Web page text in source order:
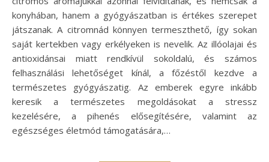
konyhában, hanem a gyógyászatban is értékes szerepet
játszanak. A citromnád könnyen termeszthető, így sokan
saját kertekben vagy erkélyeken is nevelik. Az illóolajai és
antioxidánsai miatt rendkívül sokoldalú, és számos
felhasználási lehetőséget kínál, a főzéstől kezdve a
természetes gyógyászatig. Az emberek egyre inkább
keresik a természetes megoldásokat a stressz
kezelésére, a pihenés elősegítésére, valamint az
egészséges életmód támogatására,…